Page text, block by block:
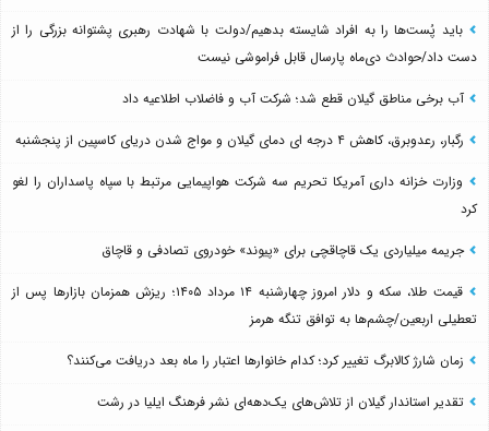
باید پُست‌ها را به افراد شایسته بدهیم/دولت با شهادت رهبری پشتوانه بزرگی را از
دست داد/حوادث دی‌ماه پارسال قابل فراموشی نیست
آب برخی مناطق گیلان قطع شد؛ شرکت آب و فاضلاب اطلاعیه داد
رگبار، رعدوبرق، کاهش ۴ درجه ای دمای گیلان و مواج شدن دریای کاسپین از پنجشنبه
وزارت خزانه داری آمریکا تحریم سه شرکت هواپیمایی مرتبط با سپاه پاسداران را لغو
کرد
جریمه میلیاردی یک قاچاقچی برای «پیوند» خودروی تصادفی و قاچاق
قیمت طلا، سکه و دلار امروز چهارشنبه ۱۴ مرداد ۱۴۰۵؛ ریزش همزمان بازارها پس از
تعطیلی اربعین/چشم‌ها به توافق تنگه هرمز
زمان شارژ کالابرگ تغییر کرد؛ کدام خانوارها اعتبار را ماه بعد دریافت می‌کنند؟
تقدیر استاندار گیلان از تلاش‌های یک‌دهه‌ای نشر فرهنگ ایلیا در رشت